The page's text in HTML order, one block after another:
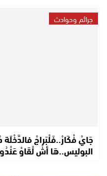
جرائم وحوادث
جَايْ فْكَارْ..فَلْبَراجْ
البوليس..هَا أشْ لْقَاوْ